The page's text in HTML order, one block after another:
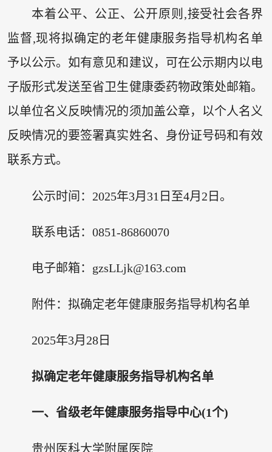
本着公平、公正、公开原则,接受社会各界
监督,现将拟确定的老年健康服务指导机构名单
予以公示。如有意见和建议，可在公示期内以电
子版形式发送至省卫生健康委药物政策处邮箱。
以单位名义反映情况的须加盖公章，以个人名义
反映情况的要签署真实姓名、身份证号码和有效
联系方式。
公示时间：2025年3月31日至4月2日。
联系电话：0851-86860070
电子邮箱：gzsLLjk@163.com
附件：拟确定老年健康服务指导机构名单
2025年3月28日
拟确定老年健康服务指导机构名单
一、省级老年健康服务指导中心(1个)
贵州医科大学附属医院